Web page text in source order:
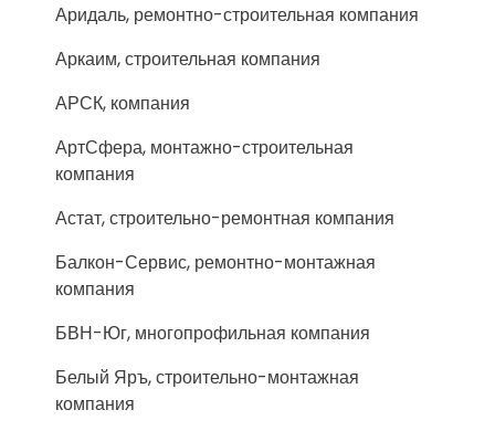
Аридаль, ремонтно-строительная компания
Аркаим, строительная компания
АРСК, компания
АртСфера, монтажно-строительная
компания
Астат, строительно-ремонтная компания
Балкон-Сервис, ремонтно-монтажная
компания
БВН-Юг, многопрофильная компания
Белый Яръ, строительно-монтажная
компания